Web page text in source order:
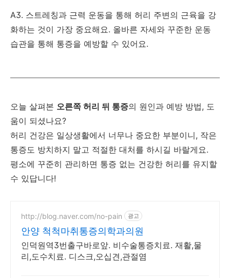
A3. 스트레칭과 근력 운동을 통해 허리 주변의 근육을 강
화하는 것이 가장 중요해요. 올바른 자세와 꾸준한 운동
습관을 통해 통증을 예방할 수 있어요.
오늘 살펴본 오른쪽 허리 뒤 통증의 원인과 예방 방법, 도
움이 되셨나요?
허리 건강은 일상생활에서 너무나 중요한 부분이니, 작은
통증도 방치하지 말고 적절한 대처를 하시길 바랄게요.
평소에 꾸준히 관리하면 통증 없는 건강한 허리를 유지할
수 있답니다!
http://blog.naver.com/no-pain 광고
안양 척척마취통증의학과의원
인덕원역3번출구바로앞. 비수술통증치료. 재활,물
리,도수치료. 디스크,오십견,관절염